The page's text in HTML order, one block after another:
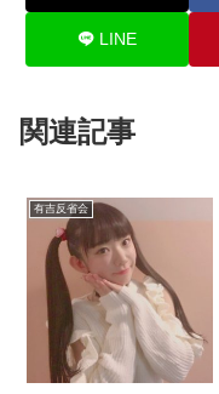
LINE
関連記事
有吉反省会